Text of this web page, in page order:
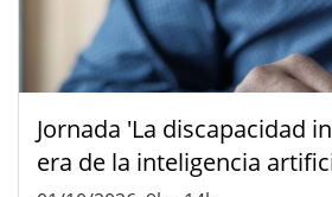
Jornada 'La discapacidad
era de la inteligencia